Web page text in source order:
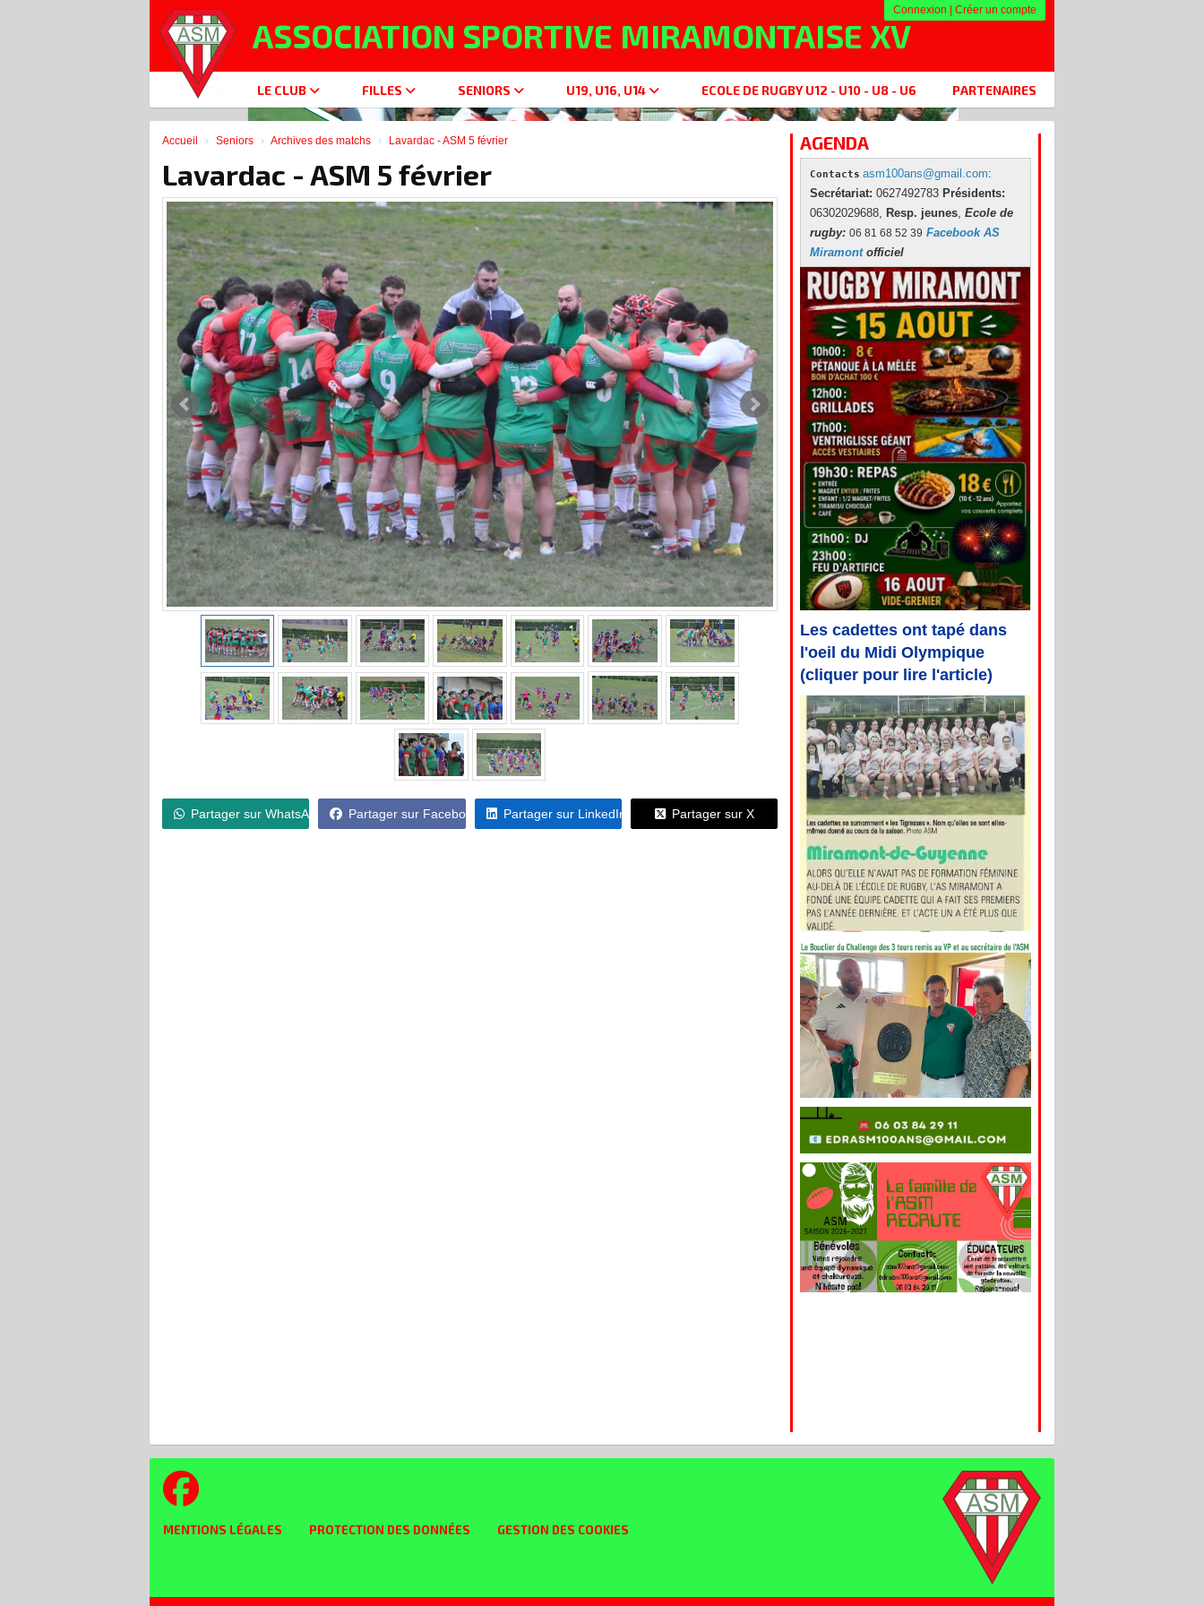
Connexion Créer un compte
ASSOCIATION SPORTIVE MIRAMONTAISE XV
LE CLUB FILLES SENIORS U19, U16, U14 ECOLE DE RUGBY U12 - U10 - U8 - U6 PARTENAIRES
Accueil Seniors Archives des matchs Lavardac - ASM 5 février
Lavardac - ASM 5 février
Partager sur WhatsApp Partager sur Facebook Partager sur LinkedIn Partager sur X
AGENDA
Contacts asm100ans@gmail.com:
Secrétariat: 0627492783 Présidents:
06302029688, Resp. jeunes, Ecole de
rugby:06 81 68 52 39 Facebook AS
Miramontofficiel
Les cadettes ont tapé dans
l'oeil du Midi Olympique
(cliquer pour lire l'article)
MENTIONS LÉGALES PROTECTION DES DONNÉES GESTION DES COOKIES
Panneau de gestion des cookies